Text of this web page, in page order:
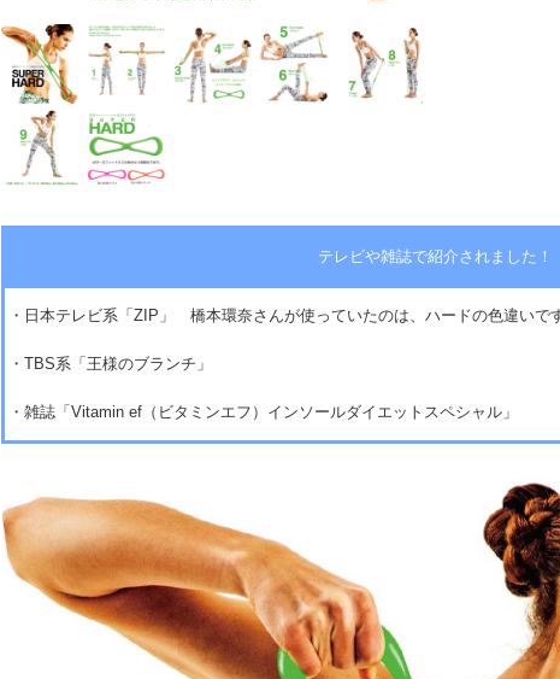
テレビや雑誌で紹介されました！
・日本テレビ系「ZIP」 橋本環奈さんが使っていたのは、ハードの色違いで
・TBS系「王様のブランチ」
・雑誌「Vitamin ef（ビタミンエフ）インソールダイエットスペシャル」